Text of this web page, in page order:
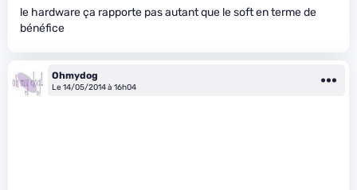
le hardware ça rapporte pas autant que le soft en terme de
bénéfice
Ohmydog
Le 14/05/2014 à 16h04